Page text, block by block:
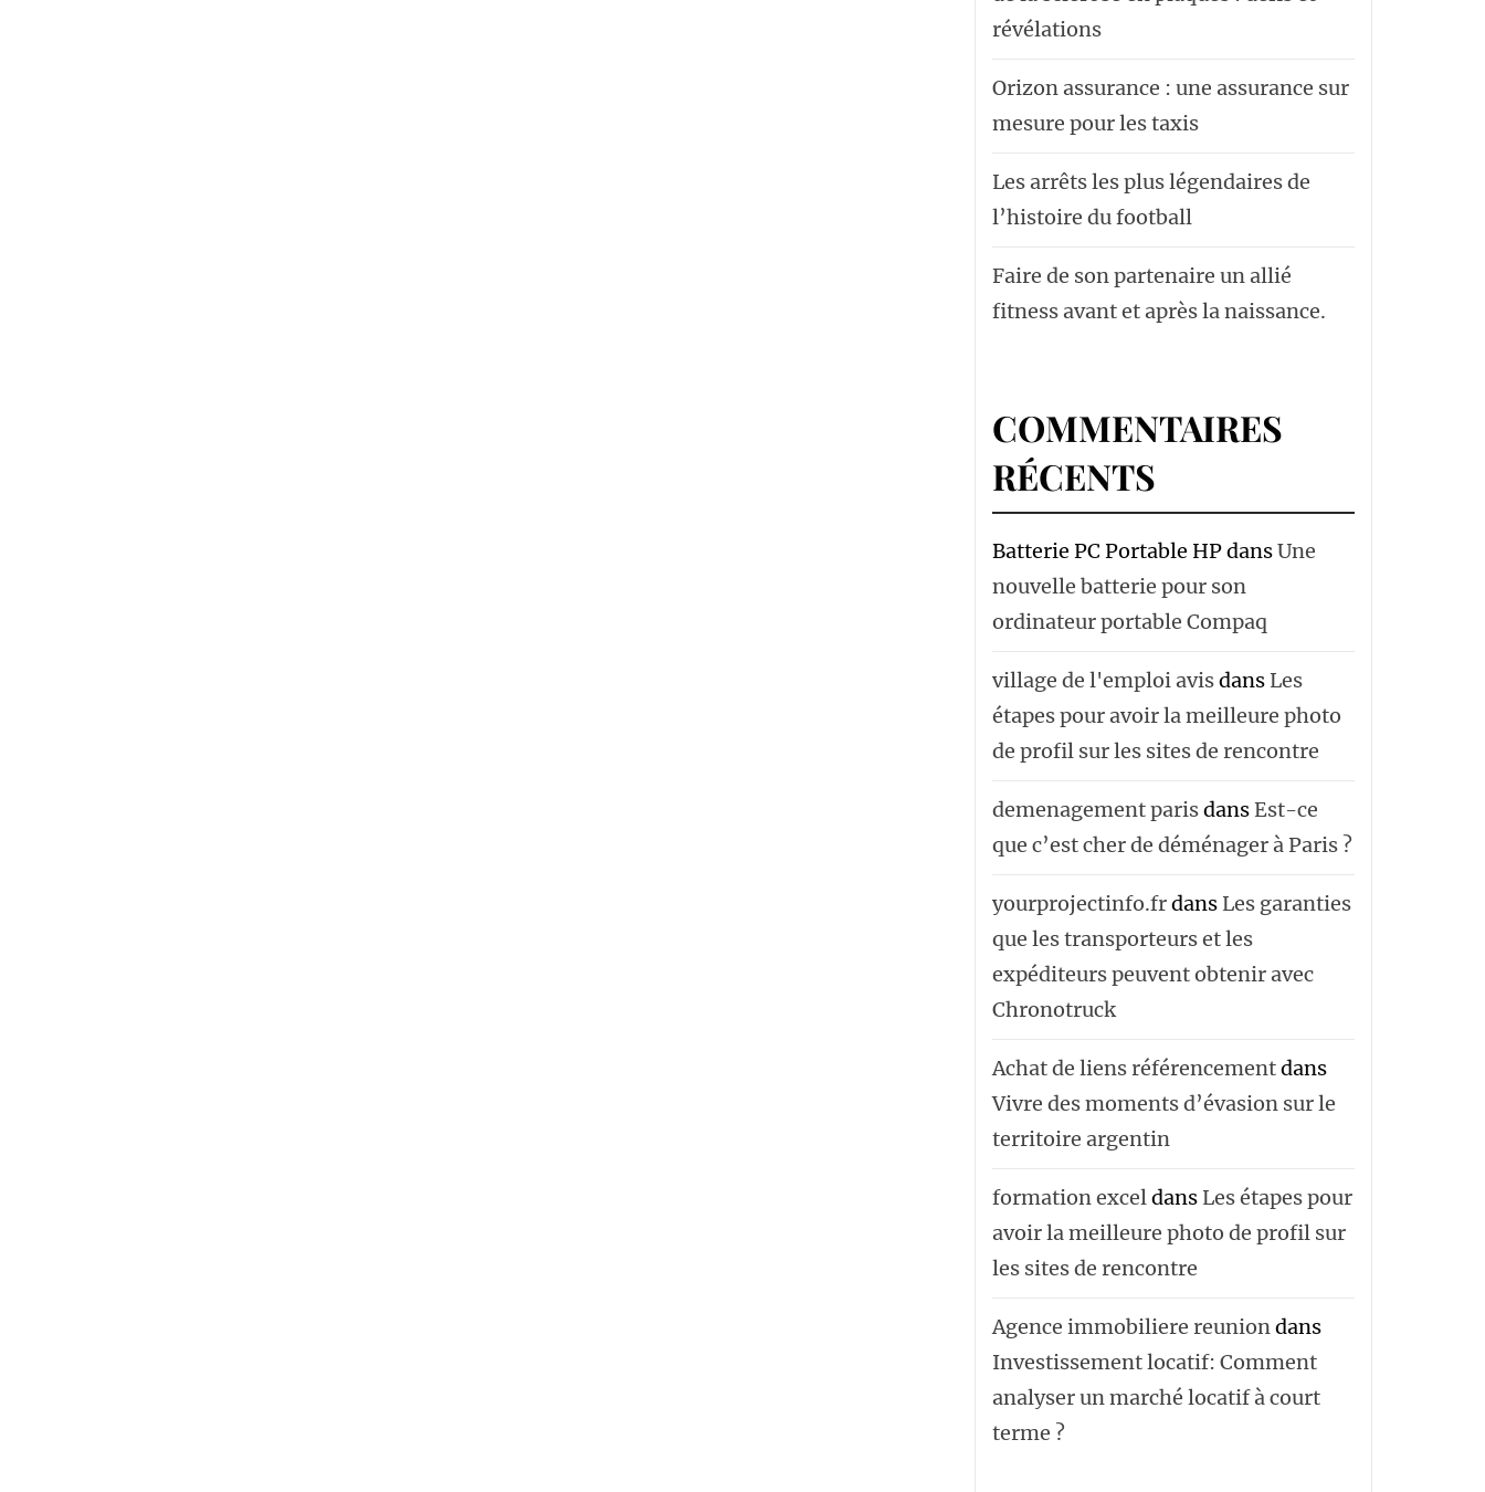
révélations
Orizon assurance : une assurance sur
mesure pour les taxis
Les arrêts les plus légendaires de
l’histoire du football
Faire de son partenaire un allié
fitness avant et après la naissance.
COMMENTAIRES
RÉCENTS
Batterie PC Portable HPdansUne
nouvelle batterie pour son
ordinateur portable Compaq
village de l'emploi avisdans Les
étapes pour avoir la meilleure photo
de profil sur les sites de rencontre
demenagement parisdansEst-ce
que c’est cher de déménager à Paris ?
yourprojectinfo.frdans Les garanties
que les transporteurs et les
expéditeurs peuvent obtenir avec
Chronotruck
Achat de liens référencementdans
Vivre des moments d’évasion sur le
territoire argentin
formation exceldans Les étapes pour
avoir la meilleure photo de profil sur
les sites de rencontre
Agence immobiliere reuniondans
Investissement locatif: Comment
analyser un marché locatif à court
terme ?